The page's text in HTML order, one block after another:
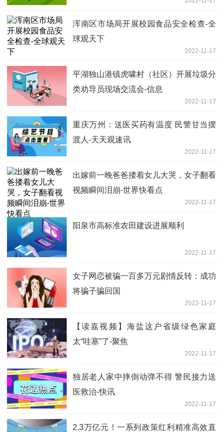
浑南区市场局开展校园食品安全检查-全
球观天下
2022-11-17
平湖独山港镇虎啸村（社区）开展垃圾分
类劝导员现场交流会-信息
2022-11-17
重庆万州：送医买药有温度 民警甘当摆
渡人-天天观速讯
2022-11-17
出嫁前一晚爸爸搂着女儿大哭，女子翻看
视频瞬间泪崩-世界快看点
2022-11-17
阳泉市高标准农田建设进展顺利
2022-11-17
女子网恋被骗一百多万元剧情反转：成功
将骗子骗回国
2022-11-17
【读嘉视频】海盐这户省级绿色家庭
太“哇塞”了-聚焦
2022-11-17
独居老人家中摔倒动弹不得 警民接力送
医救治-快讯
2022-11-17
2.3万亿元！一系列政策红利精准高效直